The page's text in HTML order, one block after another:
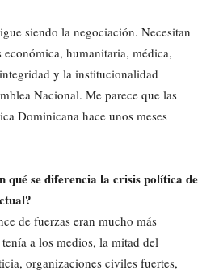
siendo la negociación. Necesitan
humanitaria, médica,
y la institucionalidad
Nacional. Me parece que las
Dominicana hace unos meses
qué se diferencia la crisis política de
de fuerzas eran mucho más
a los medios, la mitad del
organizaciones civiles fuertes,